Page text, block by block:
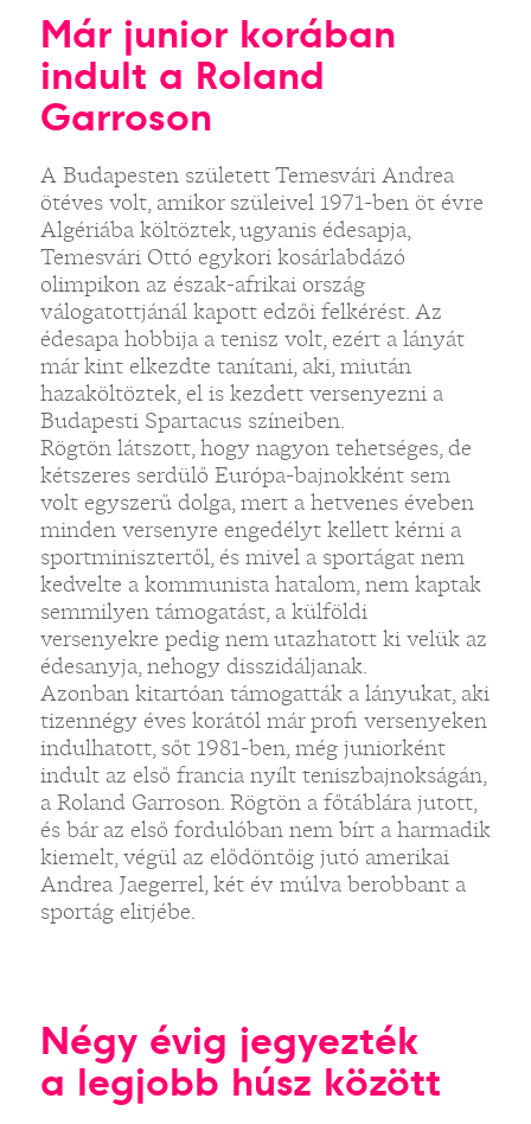
Már junior korában
indult a Roland
Garroson
A Budapesten született Temesvári Andrea
ötéves volt, amikor szüleivel 1971-ben öt évre
Algériába költöztek, ugyanis édesapja,
Temesvári Ottó egykori kosárlabdázó
olimpikon az észak-afrikai ország
válogatottjánál kapott edzői felkérést. Az
édesapa hobbija a tenisz volt, ezért a lányát
már kint elkezdte tanítani, aki, miután
hazaköltöztek, el is kezdett versenyezni a
Budapesti Spartacus színeiben.
Rögtön látszott, hogy nagyon tehetséges, de
kétszeres serdülő Európa-bajnokként sem
volt egyszerű dolga, mert a hetvenes éveben
minden versenyre engedélyt kellett kérni a
sportminisztertől, és mivel a sportágat nem
kedvelte a kommunista hatalom, nem kaptak
semmilyen támogatást, a külföldi
versenyekre pedig nem utazhatott ki velük az
édesanyja, nehogy disszidáljanak.
Azonban kitartóan támogatták a lányukat, aki
tizennégy éves korától már profi versenyeken
indulhatott, sőt 1981-ben, még juniorként
indult az első francia nyílt teniszbajnokságán,
a Roland Garroson. Rögtön a főtáblára jutott,
és bár az első fordulóban nem bírt a harmadik
kiemelt, végül az elődöntőig jutó amerikai
Andrea Jaegerrel, két év múlva berobbant a
sportág elitjébe.
Négy évig jegyezték
a legjobb húsz között